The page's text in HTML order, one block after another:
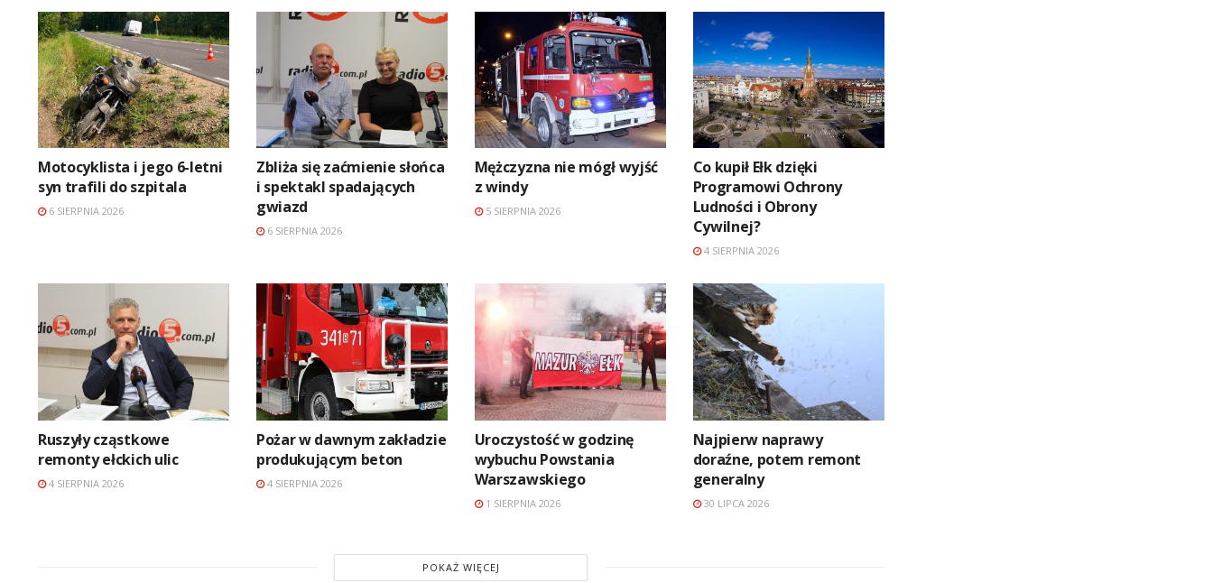
Motocyklista i jego 6-letni
syn trafili do szpitala
6 SIERPNIA 2026
Zbliża się zaćmienie słońca
i spektakl spadających
gwiazd
6 SIERPNIA 2026
Mężczyzna nie mógł wyjść
z windy
5 SIERPNIA 2026
Co kupił Ełk dzięki
Programowi Ochrony
Ludności i Obrony
Cywilnej?
4 SIERPNIA 2026
Ruszyły cząstkowe
remonty ełckich ulic
4 SIERPNIA 2026
Pożar w dawnym zakładzie
produkującym beton
4 SIERPNIA 2026
Uroczystość w godzinę
wybuchu Powstania
Warszawskiego
1 SIERPNIA 2026
Najpierw naprawy
doraźne, potem remont
generalny
30 LIPCA 2026
POKAŻ WIĘCEJ